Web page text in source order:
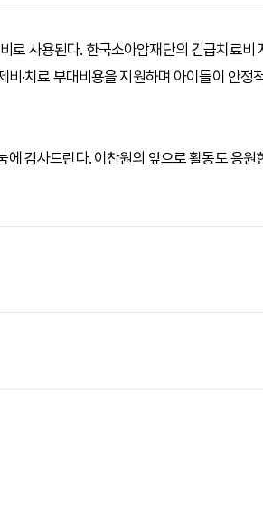
로 사용된다. 한국소아암재단의 긴급치료비
·치료 부대비용을 지원하며 아이들이 안정
감사드린다. 이찬원의 앞으로 활동도 응원